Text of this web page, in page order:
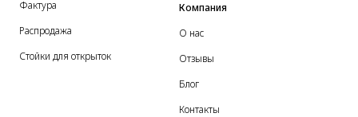
Фактура
Распродажа
Стойки для открыток
Компания
О нас
Отзывы
Блог
Контакты